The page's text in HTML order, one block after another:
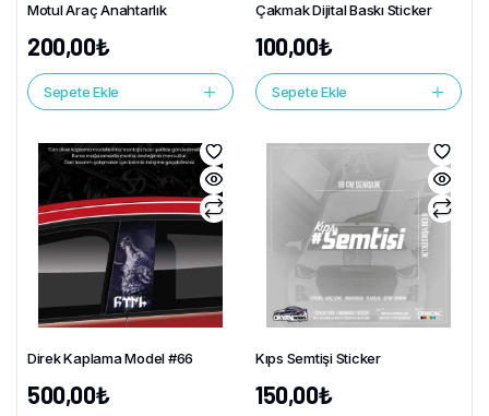
Motul Araç Anahtarlık
200,00₺
Sepete Ekle
Çakmak Dijital Baskı Sticker
100,00₺
Sepete Ekle
Direk Kaplama Model #66
500,00₺
Kıps Semtişi Sticker
150,00₺